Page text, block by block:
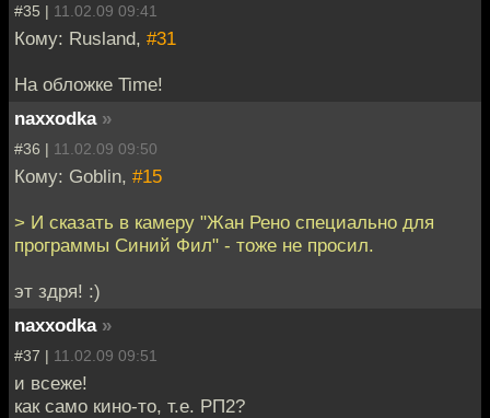
#35 | 11.02.09 09:41
Кому: Rusland, #31
На обложке Time!
naxxodka »
#36 | 11.02.09 09:50
Кому: Goblin, #15
> И сказать в камеру "Жан Рено специально для
программы Синий Фил" - тоже не просил.
эт здря! :)
naxxodka »
#37 | 11.02.09 09:51
и всеже!
как само кино-то, т.е. РП2?